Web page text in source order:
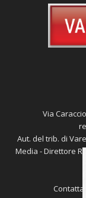
Via
Aut. del trib. di
Media - Direttore